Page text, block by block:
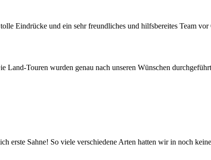
Eindrücke und ein sehr freundliches und hilfsbereites Team
Land-Touren wurden genau nach unseren Wünschen
erste Sahne! So viele verschiedene Arten hatten wir in noch